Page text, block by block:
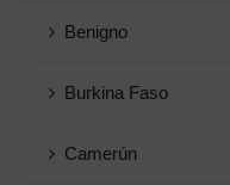
Benigno
Burkina Faso
Camerún